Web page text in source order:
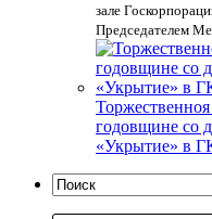
зале
Председателем
годовщине со
«Укрытие» в